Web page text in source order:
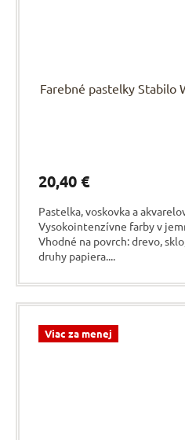
Farebné pastelky Stabilo
20,40 €
Pastelka, voskovka a
Vysokointenzívne farby v
Vhodné na povrch: drevo,
druhy papiera....
Viac za menej